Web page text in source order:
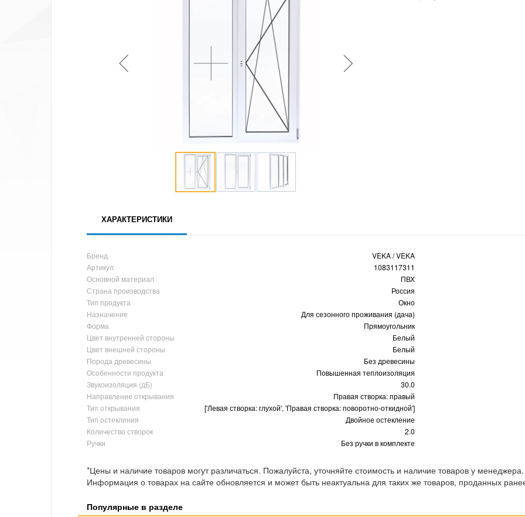
ХАРАКТЕРИСТИКИ
Бренд
VEKA / VEKA
Артикул
1083117311
Основной материал
ПВХ
Страна производства
Россия
Тип продукта
Окно
Назначение
Для сезонного проживания (дача)
Форма
Прямоугольник
Цвет внутренней стороны
Белый
Цвет внешней стороны
Белый
Порода древесины
Без древесины
Особенности продукта
Повышенная теплоизоляция
Звукоизоляция (дБ)
30.0
Направление открывания
Правая створка: правый
Тип открывания
['Левая створка: глухой', 'Правая створка: поворотно-откидной']
Тип остекления
Двойное остекление
Количество створок
2.0
Ручки
Без ручки в комплекте
*Цены и наличие товаров могут различаться. Пожалуйста, уточняйте стоимость и наличие товаров у менеджера.
Информация о товарах на сайте обновляется и может быть неактуальна для таких же товаров, проданных
Популярные в разделе